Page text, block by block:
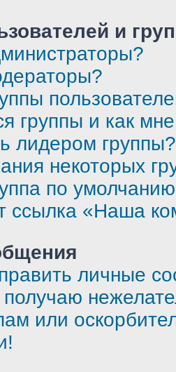
и
группы и как
лидером группы?
некоторых
по
ссылка «Наша
личные
получаю
или